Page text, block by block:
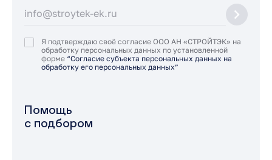
Я подтверждаю своё согласие ООО АН «СТРОЙТЭК» на
обработку персональных данных по установленной
форме “Согласие субъекта персональных данных на
обработку его персональных данных”
Помощь
с подбором